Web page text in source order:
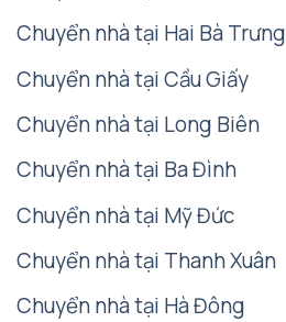
Chuyển nhà tại Hai Bà Trưng
Chuyển nhà tại Cầu Giấy
Chuyển nhà tại Long Biên
Chuyển nhà tại Ba Đình
Chuyển nhà tại Mỹ Đức
Chuyển nhà tại Thanh Xuân
Chuyển nhà tại Hà Đông